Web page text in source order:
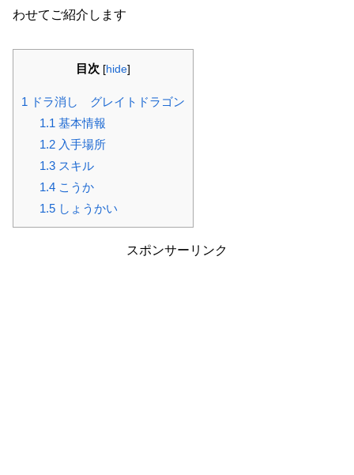
わせてご紹介します
目次 [hide]
1 ドラ消し グレイトドラゴン
1.1 基本情報
1.2入手場所
1.3スキル
1.4こうか
1.5しょうかい
スポンサーリンク